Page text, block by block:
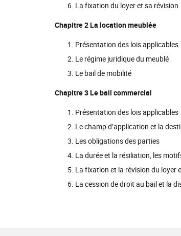
La fixation du loyer et sa révision
Chapitre 2 La location meublée
Présentation des lois applicables
Le régime juridique du meublé
Le bail de mobilité
Chapitre 3 Le bail commercial
Présentation des lois applicables
Le champ d’application et la
Les obligations des parties
La durée et la résiliation, les
La fixation et la révision du loyer
La cession de droit au bail et la